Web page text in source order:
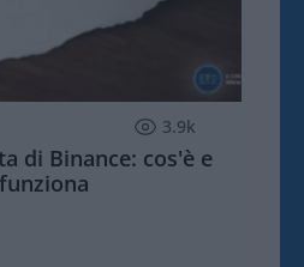
3.9k
di Binance: cos'è e